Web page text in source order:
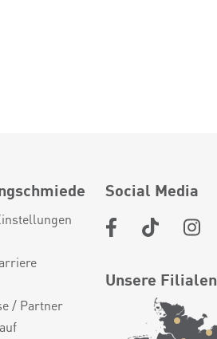
/ Partner
Social Media
Unsere Filialen